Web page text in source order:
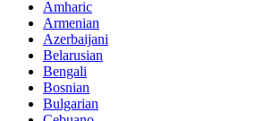
Amharic
Armenian
Azerbaijani
Belarusian
Bengali
Bosnian
Bulgarian